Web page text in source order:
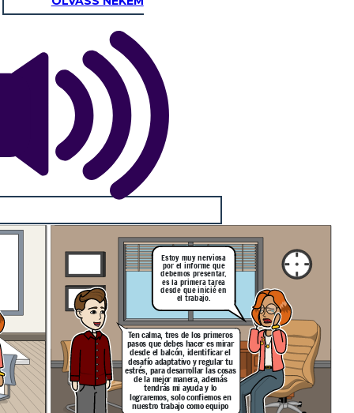
Estoy muy nerviosa
por el informe que
debemos presentar,
es la primera tarea
desde que inicié en
el trabajo.
Ten calma, tres de los primeros
pasos que debes hacer es mirar
desde el balcón, identificar el
desafío adaptativo y regular tu
estrés, para desarrollar las cosas
de la mejor manera, además
tendrás mi ayuda y lo
lograremos, solo confiemos en
nuestro trabajo como equipo